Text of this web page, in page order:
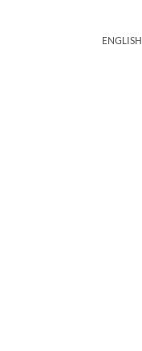
ENGLISH